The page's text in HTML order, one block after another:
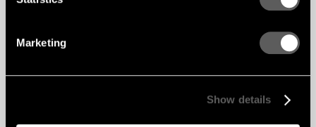
Marketing
Show details